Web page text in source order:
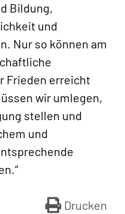
Bildung,
und
Nur so können am
Frieden erreicht
wir umlegen,
stellen und
und
Drucken